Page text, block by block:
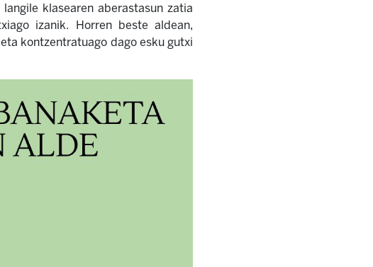
klasearen aberastasun zatia
izanik. Horren beste aldean,
kontzentratuago dago esku gutxi